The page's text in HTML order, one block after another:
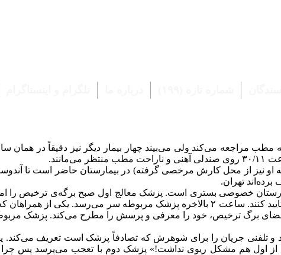
سر ساعت به مطب مراجعه می‌کند ولی می‌بیند چهار بیمار دیگر نیز دقیقاً
تهران.
خصوصی بستری است. پزشک معالج اول صبح برگه‌ی ترخیص را
نیز توسط پزشک مربوطه ویزیت شده، ایشان نیز باید حکم ترخیص را تایید کنند. ساعت ۲
برگ ترخیص، خود را معرفی و پرسش را مطرح می‌کند. پزشک
و تلفنی جریان را برای شوهرش که تصادفاً پزشک است تعریف